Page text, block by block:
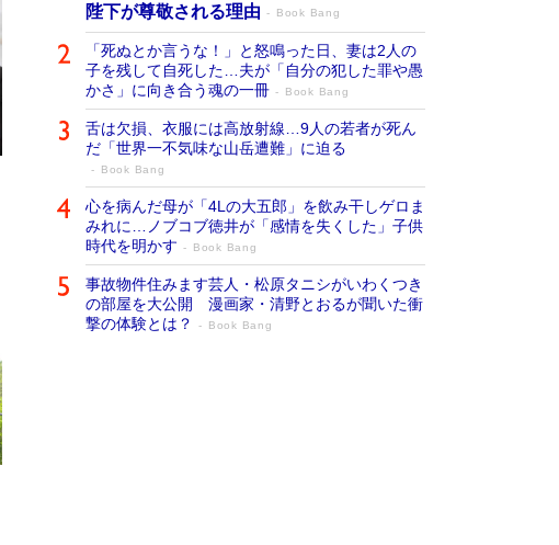
陛下が尊敬される理由
Book Bang
「死ぬとか言うな！」と怒鳴った日、妻は2人の
子を残して自死した…夫が「自分の犯した罪や愚
かさ」に向き合う魂の一冊
Book Bang
舌は欠損、衣服には高放射線…9人の若者が死ん
だ「世界一不気味な山岳遭難」に迫る
Book Bang
心を病んだ母が「4Lの大五郎」を飲み干しゲロま
みれに…ノブコブ徳井が「感情を失くした」子供
時代を明かす
Book Bang
事故物件住みます芸人・松原タニシがいわくつき
の部屋を大公開 漫画家・清野とおるが聞いた衝
撃の体験とは？
Book Bang